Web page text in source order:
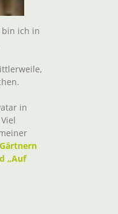
bin ich in
in
„Auf